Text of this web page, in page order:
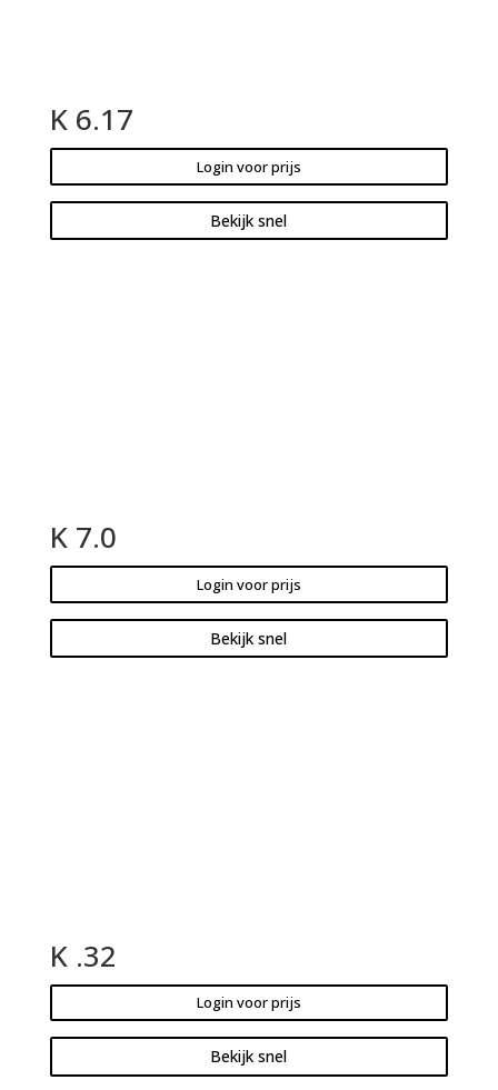
K 6.17
Login voor prijs
Bekijk snel
K 7.0
Login voor prijs
Bekijk snel
K .32
Login voor prijs
Bekijk snel